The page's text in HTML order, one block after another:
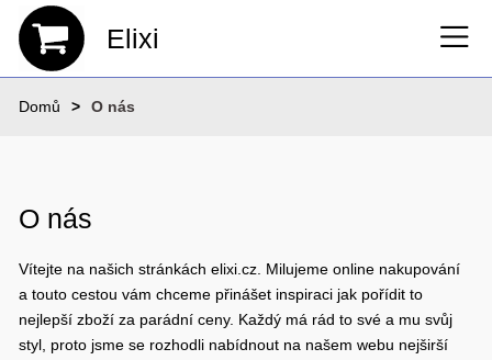
Elixi
Domů O nás
O nás
Vítejte na našich stránkách elixi.cz. Milujeme online nakupování
a touto cestou vám chceme přinášet inspiraci jak pořídit to
nejlepší zboží za parádní ceny. Každý má rád to své a mu svůj
styl, proto jsme se rozhodli nabídnout na našem webu nejširší